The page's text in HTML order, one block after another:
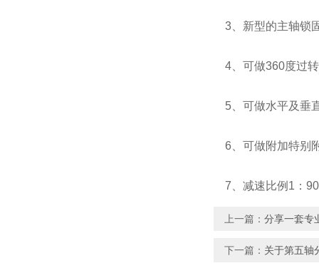
3、新型的主轴锁
4、可做360度过
5、可做水平及垂
6、可做附加特别
7、减速比例1：
上一篇： 分享一套专
下一篇： 关于第五轴